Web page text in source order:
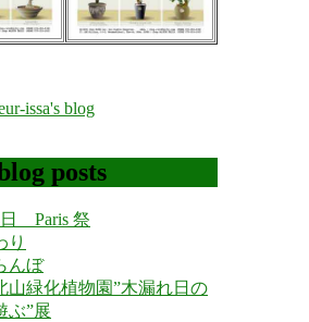
issa's blog
posts
日 Paris 祭
り
んぼ
山緑化植物園”木漏れ日の
ぶ”展